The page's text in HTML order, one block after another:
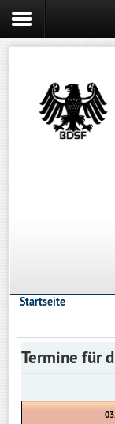
Startseite
Termine für